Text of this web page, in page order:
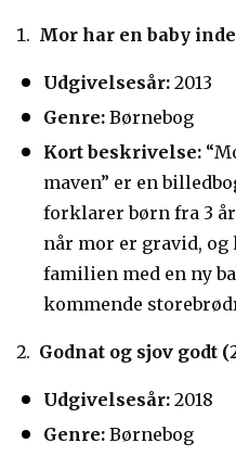
Mor har en baby
Udgivelsesår: 2013
Genre: Børnebog
Kort beskrivelse:
maven” er en
forklarer børn fra 3 år
når mor er gravid,
familien med en ny
kommende
Godnat og sjov godt
Udgivelsesår: 2018
Genre: Børnebog